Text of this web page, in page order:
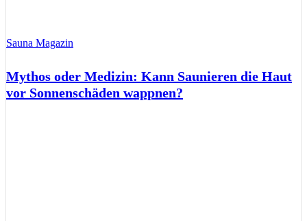
Sauna Magazin
Mythos oder Medizin: Kann Saunieren die Haut
vor Sonnenschäden wappnen?